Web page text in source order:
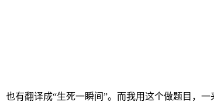
也有翻译成“生死一瞬间”。而我用这个做题目，